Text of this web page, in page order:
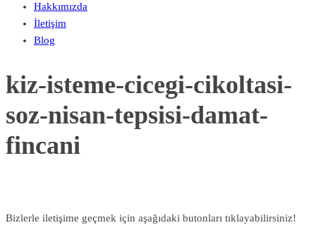
Hakkımızda
İletişim
Blog
kiz-isteme-cicegi-cikoltasi-
soz-nisan-tepsisi-damat-
fincani
Bizlerle iletişime geçmek için aşağıdaki butonları tıklayabilirsiniz!